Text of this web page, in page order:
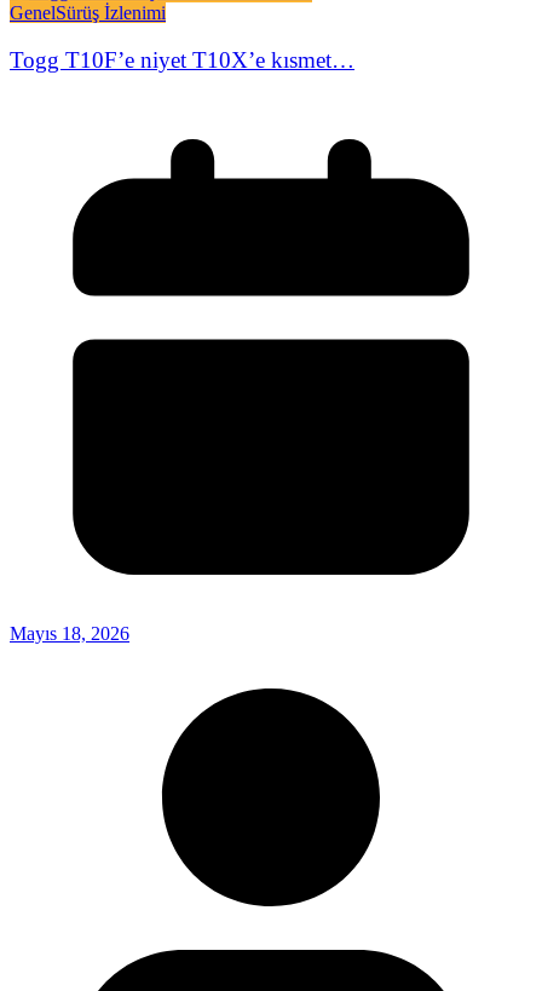
GenelSürüş İzlenimi
Togg T10F’e niyet T10X’e kısmet…
Mayıs 18, 2026